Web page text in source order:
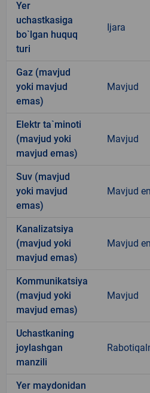
Yer
uchastkasiga
bo`lgan huquq
turi
Ijara
Gaz (mavjud
yoki mavjud
emas)
Mavjud
Elektr ta`minoti
(mavjud yoki
mavjud emas)
Mavjud
Suv (mavjud
yoki mavjud
emas)
Mavjud
Kanalizatsiya
(mavjud yoki
mavjud emas)
Mavjud
Kommunikatsiya
(mavjud yoki
mavjud emas)
Mavjud
Uchastkaning
joylashgan
manzili
Yer maydonidan